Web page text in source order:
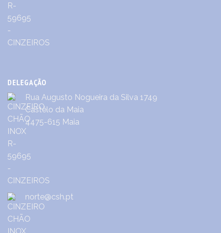
DELEGAÇÃO
Rua Augusto Nogueira da Silva 1749
Castêlo da Maia
4475-615 Maia
norte@csh.pt